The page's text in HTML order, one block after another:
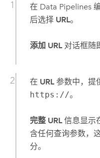
在 Data Pipelines
后选择 URL。
添加 URL对话框随
在 URL参数中，提
https://。
完整 URL信息显示
含任何查询参数，
分。